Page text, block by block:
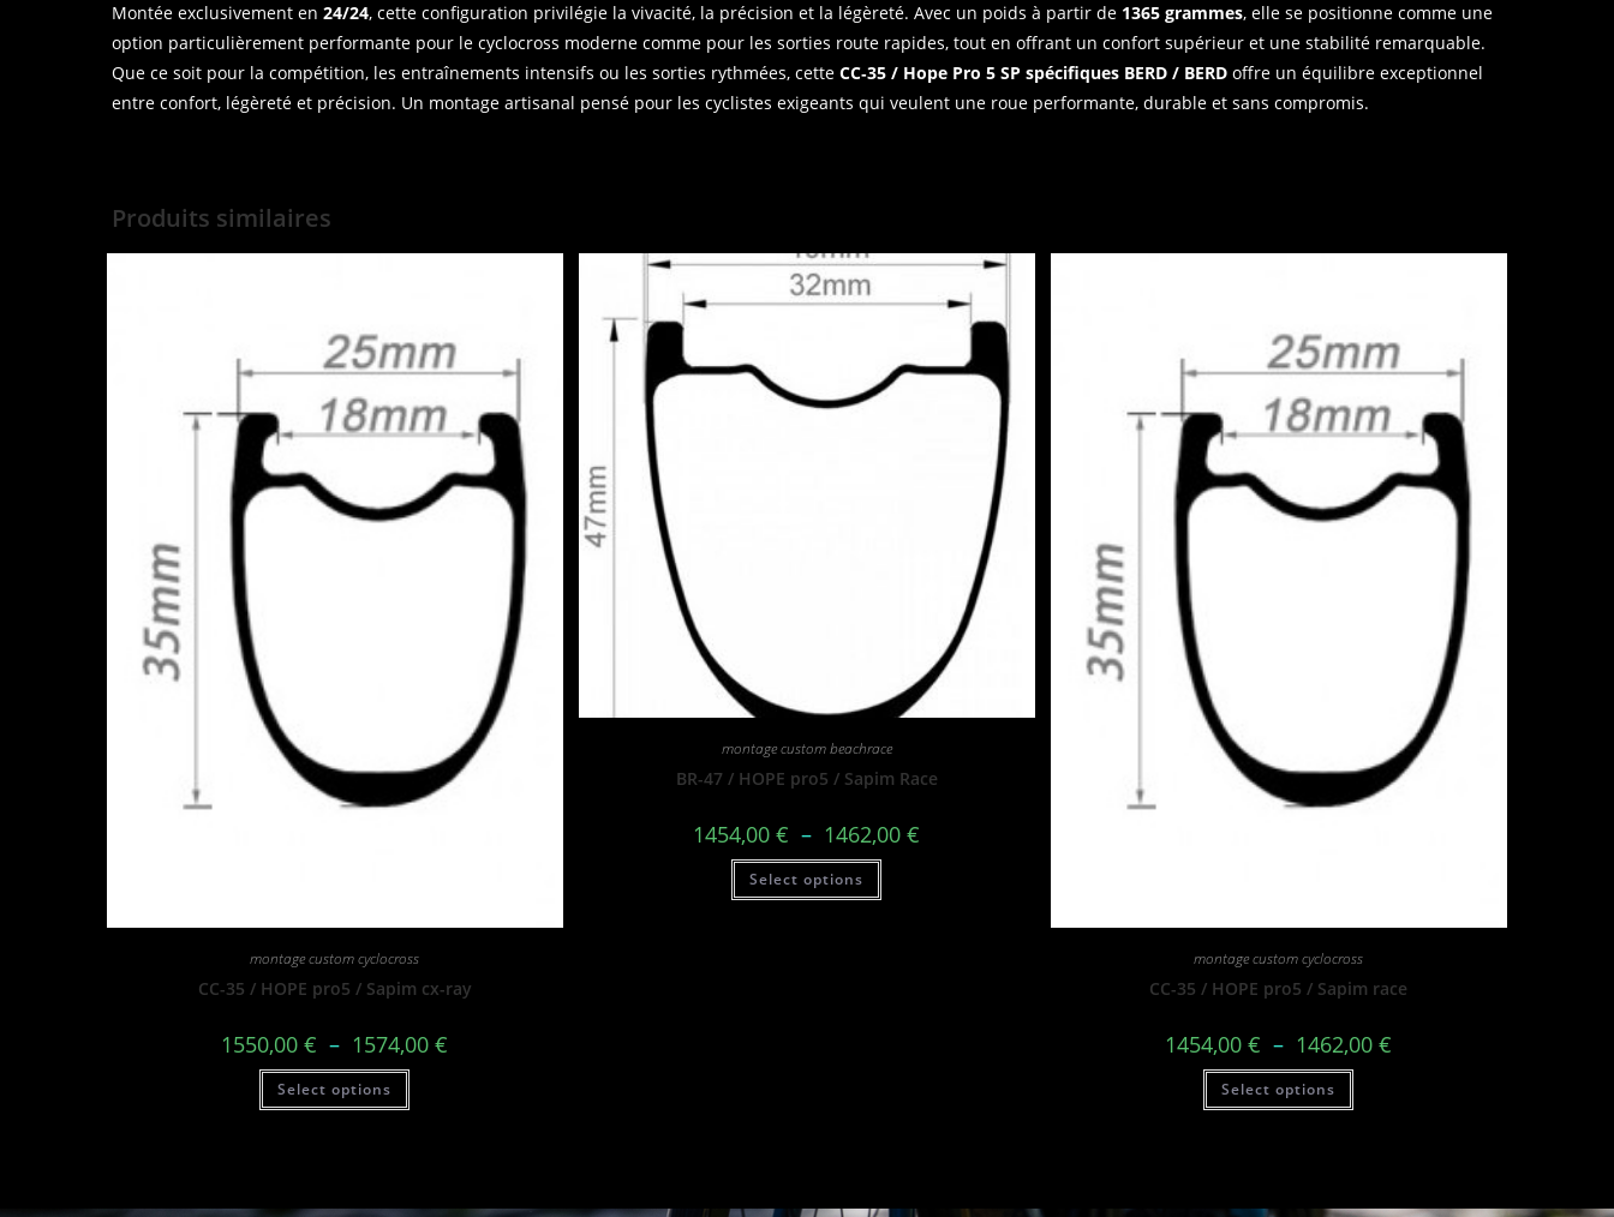
Montée exclusivement en 24/24, cette configuration privilégie la vivacité, la précision et la légèreté. Avec un poids à partir de 1365 grammes, elle se positionne comme une
option particulièrement performante pour le cyclocross moderne comme pour les sorties route rapides, tout en offrant un confort supérieur et une stabilité remarquable.
Que ce soit pour la compétition, les entraînements intensifs ou les sorties rythmées, cette CC‑35 / Hope Pro 5 SP spécifiques BERD / BERDoffre un équilibre exceptionnel
entre confort, légèreté et précision. Un montage artisanal pensé pour les cyclistes exigeants qui veulent une roue performante, durable et sans compromis.
Produits similaires
montage custom cyclocross
CC-35 / HOPE pro5 / Sapim cx-ray
1550,00€ – 1574,00€
Select options
montage custom beachrace
BR-47 / HOPE pro5 / Sapim Race
1454,00€ – 1462,00€
Select options
montage custom cyclocross
CC-35 / HOPE pro5 / Sapim race
1454,00€ – 1462,00€
Select options